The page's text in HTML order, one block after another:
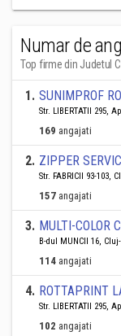
Numar de
Top firme din Judetul
1. SUNIMPROF
Str. LIBERTATII 295,
169 angajati
2. ZIPPER
Str. FABRICII 93-103,
157 angajati
3. MULTI-COLOR
B-dul MUNCII 16,
114 angajati
4. ROTTAPRINT
Str. LIBERTATII 295,
102 angajati